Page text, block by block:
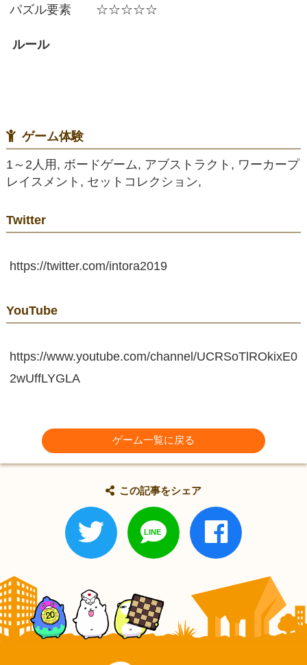
パズル要素 ☆☆☆☆☆
ルール
ゲーム体験
1～2人用, ボードゲーム, アブストラクト, ワーカープ
レイスメント, セットコレクション,
Twitter
https://twitter.com/intora2019
YouTube
https://www.youtube.com/channel/UCRSoTlROkixE0
2wUffLYGLA
ゲーム一覧に戻る
この記事をシェア